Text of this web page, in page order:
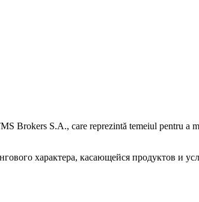
Brokers S.A., care reprezintă temeiul pentru a
характера, касающейся продуктов и